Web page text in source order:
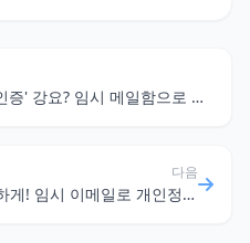
레스토랑 QR 메뉴, '이메일 인증' 강요? 임시 메일함으로 프라이버시 지키기
다음
사회 참여, 이제 '진짜 나'로 쿨하게! 임시 이메일로 개인정보 걱정 끝!